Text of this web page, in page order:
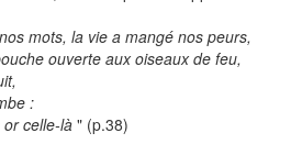
mots, la vie a mangé nos peurs,
ouverte aux oiseaux de feu,
:
celle-là " (p.38)